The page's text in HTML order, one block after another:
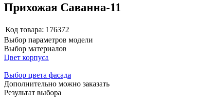
Прихожая Саванна-11
Код товара: 176372
Выбор параметров модели
Выбор материалов
Цвет корпуса
Выбор цвета фасада
Дополнительно можно заказать
Результат выбора